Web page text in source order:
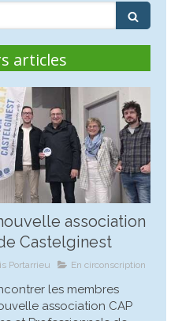
articles
association
Castelginest
Portarrieu En circonscription
les membres
association CAP